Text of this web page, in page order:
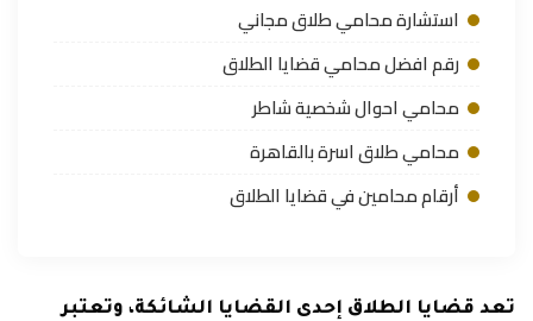
استشارة محامي طلاق مجاني
رقم افضل محامي قضايا الطلاق
محامي احوال شخصية شاطر
محامي طلاق اسرة بالقاهرة
أرقام محامين في قضايا الطلاق
تعد قضايا الطلاق إحدى القضايا الشائكة، وتعتبر